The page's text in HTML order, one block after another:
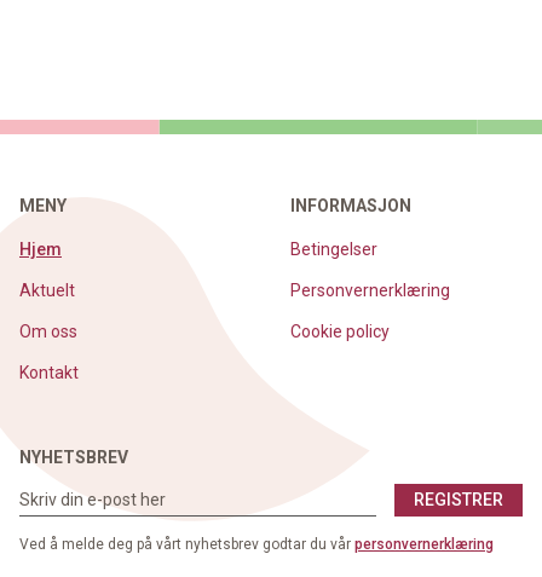
MENY
Hjem
Aktuelt
Om oss
Kontakt
INFORMASJON
Betingelser
Personvernerklæring
Cookie policy
NYHETSBREV
REGISTRER
Ved å melde deg på vårt nyhetsbrev godtar du vår personvernerklæring